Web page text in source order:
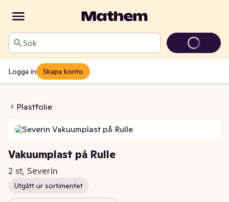
Sök
Logga in Skapa konto
Plastfolie
på Rulle
Vakuumplast på Rulle
2 st, Severin
Utgått ur sortimentet